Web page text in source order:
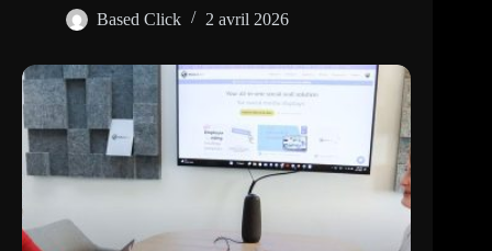
Based Click
2 avril 2026